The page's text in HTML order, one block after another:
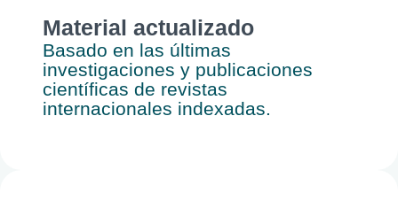
Material actualizado
Basado en las últimas
investigaciones y publicaciones
científicas de revistas
internacionales indexadas.